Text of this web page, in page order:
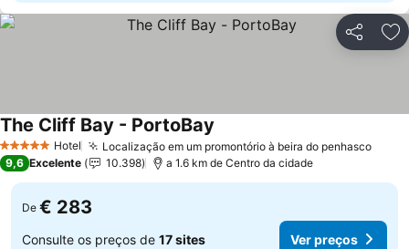
Partilhar
5 Estrelas Hotel Localização em um promontório à beira do penhascoVer
The Cliff Bay - PortoBay
9,6 Excelente 10.398 a 1.6 km de Centro da cidade
De € 283
Consulte os preços de 17 sites Ver preços